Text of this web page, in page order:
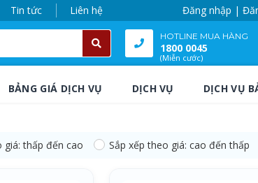
Tin tức Liên hệ Đăng nhập |
HOTLINE MUA HÀNG
1800 0045
(Miễn cước)
BẢNG GIÁ DỊCH VỤ DỊCH VỤ DỊCH VỤ
giá: thấp đến cao Sắp xếp theo giá: cao đến thấp